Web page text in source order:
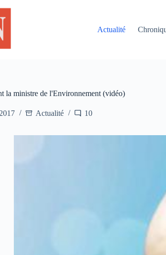
Actualité
la ministre de l'Environnement (vidéo)
Actualité 10